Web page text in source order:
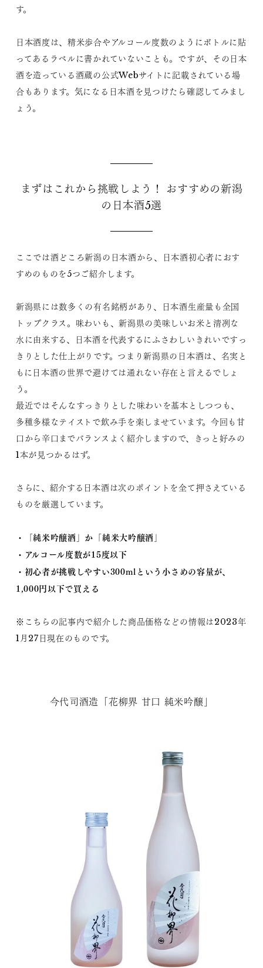
す。
日本酒度は、精米歩合やアルコール度数のようにボトルに貼
ってあるラベルに書かれていないことも。ですが、その日本
酒を造っている酒蔵の公式Webサイトに記載されている場
合もあります。気になる日本酒を見つけたら確認してみまし
ょう。
まずはこれから挑戦しよう！ おすすめの新潟
の日本酒5選
ここでは酒どころ新潟の日本酒から、日本酒初心者におす
すめのものを5つご紹介します。
新潟県には数多くの有名銘柄があり、日本酒生産量も全国
トップクラス。味わいも、新潟県の美味しいお米と清冽な
水に由来する、日本酒を代表するにふさわしいきれいですっ
きりとした仕上がりです。つまり新潟県の日本酒は、名実と
もに日本酒の世界で避けては通れない存在と言えるでしょ
う。
最近ではそんなすっきりとした味わいを基本としつつも、
多種多様なテイストで飲み手を楽しませています。今回も甘
口から辛口までバランスよく紹介しますので、きっと好みの
1本が見つかるはず。
さらに、紹介する日本酒は次のポイントを全て押さえている
ものを厳選しています。
・「純米吟醸酒」か「純米大吟醸酒」
・アルコール度数が15度以下
・初心者が挑戦しやすい300mlという小さめの容量が、
1,000円以下で買える
※こちらの記事内で紹介した商品価格などの情報は2023年
1月27日現在のものです。
今代司酒造「花柳界 甘口 純米吟醸」